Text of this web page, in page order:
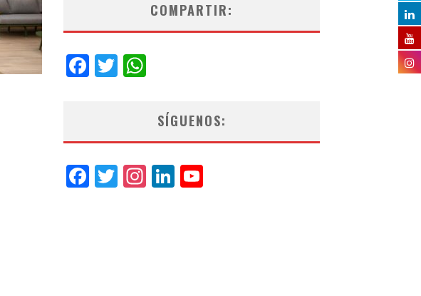
COMPARTIR:
Facebook
Twitter
SÍGUENOS:
Facebook
Twitter
Instagram
LinkedIn